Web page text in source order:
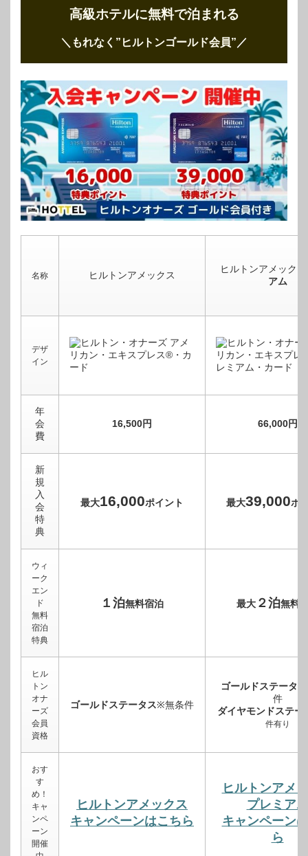
高級ホテルに無料で泊まれる
＼もれなく”ヒルトンゴールド会員” ／
名称 ヒルトンアメックス
ヒルトンアメックス
アム
デザ
イン
年
会
費
16,500円 66,000円
新
規
入
会
特
典
最大16,000ポイント 最大39,000ポ
ウィ
ーク
エン
ド
無料
宿泊
特典
１泊無料宿泊 最大２泊無料
ヒル
トン
オナ
ーズ
会員
資格
ゴールドステータス※無条件
ゴールドステータス
件
ダイヤモンドステー
件有り
おす
す
め！
キャ
ンペ
ーン
開催
ヒルトンアメックス
キャンペーンはこちら
ヒルトンアメ
プレミアム
キャンペーン
ら